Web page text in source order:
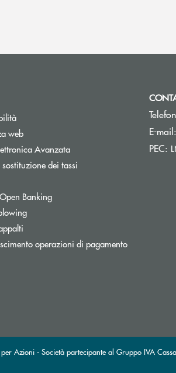
finestra
web
Avanzata
dei tassi
BankingApre una nuova finestra
operazioni di pagamento
E-mail:
PEC:
Azioni - Società partecipante al Gruppo IVA Cassa